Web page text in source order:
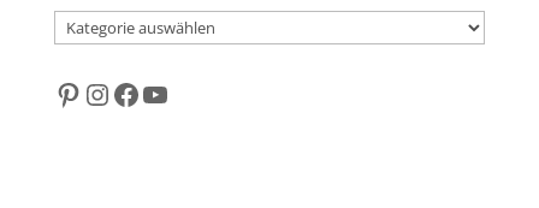
Themen
Pinterest
Instagram
Facebook
YouTube